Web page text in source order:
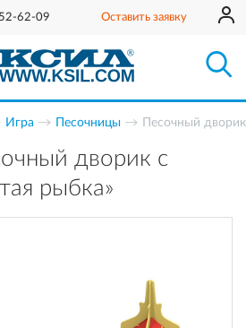
62-09 Оставить заявку
Игра Песочницы Песочный
дворик с
рыбка»